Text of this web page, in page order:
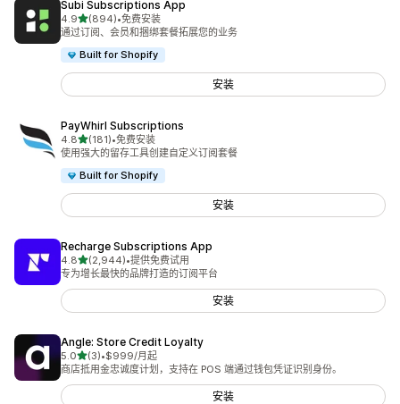
Subi Subscriptions App
4.9星（满分 5 星）
(894)
总共 894 条评论
•免费安装
通过订阅、会员和捆绑套餐拓展您的业务
Built for Shopify
安装
PayWhirl Subscriptions
4.8星（满分 5 星）
(181)
总共 181 条评论
•免费安装
使用强大的留存工具创建自定义订阅套餐
Built for Shopify
安装
Recharge Subscriptions App
4.8星（满分 5 星）
(2,944)
总共 2944 条评论
•提供免费试用
专为增长最快的品牌打造的订阅平台
安装
Angle: Store Credit Loyalty
5.0星（满分 5 星）
(3)
总共 3 条评论
•$999/月起
商店抵用金忠诚度计划，支持在 POS 端通过钱包凭证识别身份。
安装